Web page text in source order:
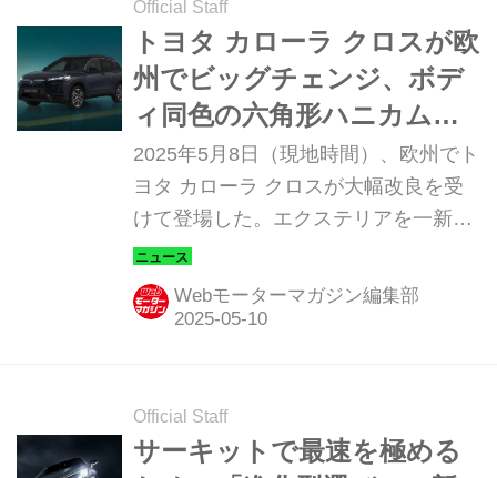
Official Staff
トヨタ カローラ クロスが欧
州でビッグチェンジ、ボデ
ィ同色の六角形ハニカムグ
リルでイメージ一新
2025年5月8日（現地時間）、欧州でト
ヨタ カローラ クロスが大幅改良を受
けて登場した。エクステリアを一新し
たほか、4WD仕様には新開発の
「AWD-i スノーエクストラモード」を
採用し、SUVとしての魅力をさらに高
た。なお、大掛かりなマイナーチェン
ジと同時に、新たに「GR SPORT」グ
Webモーターマガジン編集部
Official Staff
サーキットで最速を極める